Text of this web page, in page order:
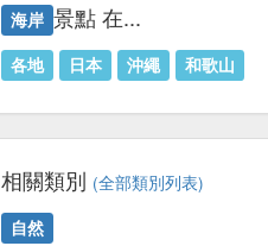
海岸 景點 在...
各地 日本 沖繩 和歌山
相關類別 (全部類別列表)
自然